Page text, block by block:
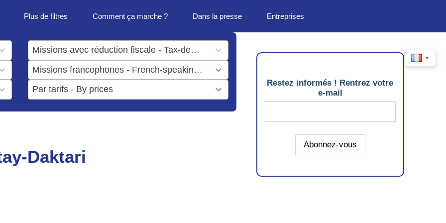
Plus de filtres Comment ça marche ? Dans la presse Entreprises
▼
result
available
result
available
results
available
Daktari
Restez informés ! Rentrez votre
e-mail